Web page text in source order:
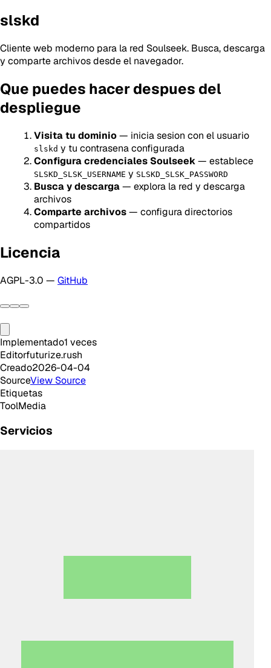
slskd
Cliente web moderno para la red Soulseek. Busca, descarga
y comparte archivos desde el navegador.
Que puedes hacer despues del
despliegue
Visita tu dominio— inicia sesion con el usuario
slskd y tu contrasena configurada
Configura credenciales Soulseek— establece
SLSKD_SLSK_USERNAME y SLSKD_SLSK_PASSWORD
Busca y descarga— explora la red y descarga
archivos
Comparte archivos— configura directorios
compartidos
Licencia
AGPL-3.0 — GitHub
Implementado1 veces
Editorfuturize.rush
Creado2026-04-04
SourceView Source
Etiquetas
ToolMedia
Servicios